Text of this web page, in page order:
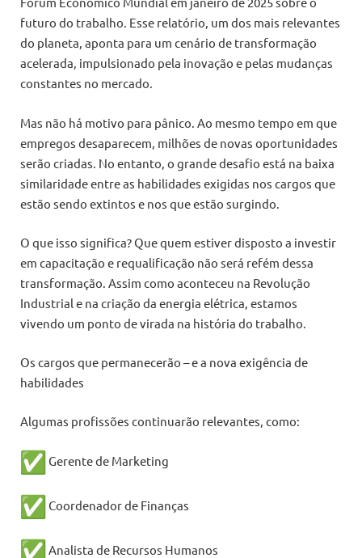
futuro do trabalho. Esse relatório, um dos mais relevantes
do planeta, aponta para um cenário de transformação
acelerada, impulsionado pela inovação e pelas mudanças
constantes no mercado.
Mas não há motivo para pânico. Ao mesmo tempo em que
empregos desaparecem, milhões de novas oportunidades
serão criadas. No entanto, o grande desafio está na baixa
similaridade entre as habilidades exigidas nos cargos que
estão sendo extintos e nos que estão surgindo.
O que isso significa? Que quem estiver disposto a investir
em capacitação e requalificação não será refém dessa
transformação. Assim como aconteceu na Revolução
Industrial e na criação da energia elétrica, estamos
vivendo um ponto de virada na história do trabalho.
Os cargos que permanecerão – e a nova exigência de
habilidades
Algumas profissões continuarão relevantes, como:
Gerente de Marketing
Coordenador de Finanças
Analista de Recursos Humanos